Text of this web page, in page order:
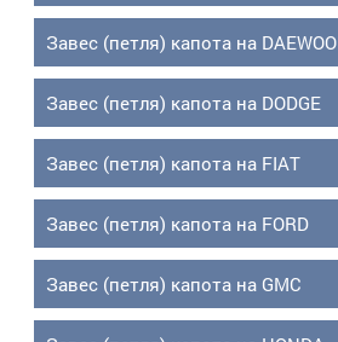
Завес (петля) капота на DAEWOO
Завес (петля) капота на DODGE
Завес (петля) капота на FIAT
Завес (петля) капота на FORD
Завес (петля) капота на GMC